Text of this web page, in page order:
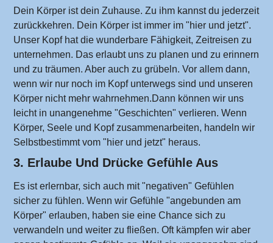
Dein Körper ist dein Zuhause. Zu ihm kannst du jederzeit
zurückkehren. Dein Körper ist immer im "hier und jetzt".
Unser Kopf hat die wunderbare Fähigkeit, Zeitreisen zu
unternehmen. Das erlaubt uns zu planen und zu erinnern
und zu träumen. Aber auch zu grübeln. Vor allem dann,
wenn wir nur noch im Kopf unterwegs sind und unseren
Körper nicht mehr wahrnehmen.Dann können wir uns
leicht in unangenehme "Geschichten" verlieren. Wenn
Körper, Seele und Kopf zusammenarbeiten, handeln wir
Selbstbestimmt vom "hier und jetzt" heraus.
3. Erlaube Und Drücke Gefühle Aus
Es ist erlernbar, sich auch mit "negativen" Gefühlen
sicher zu fühlen. Wenn wir Gefühle "angebunden am
Körper" erlauben, haben sie eine Chance sich zu
verwandeln und weiter zu fließen. Oft kämpfen wir aber